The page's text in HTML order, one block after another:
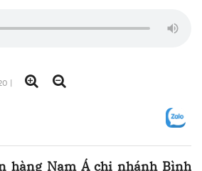
|
hàng Nam Á chi nhánh Bình